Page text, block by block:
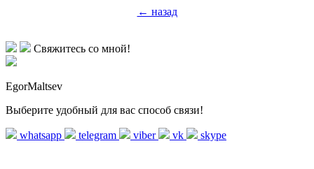
← назад
Свяжитесь со мной!
EgorMaltsev
Выберите удобный для вас способ связи!
whatsapp telegram viber vk skype